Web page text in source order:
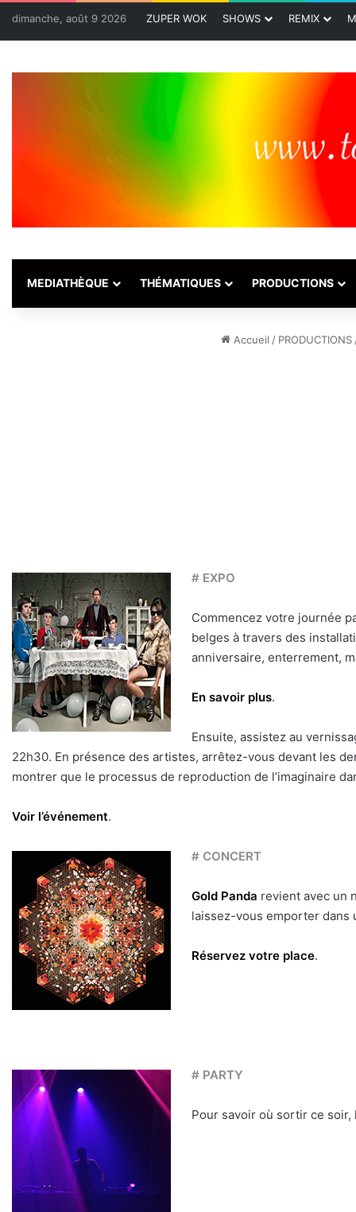
dimanche, août 9 2026 ZUPER WOK SHOWS REMIX
MEDIATHÈQUE THÉMATIQUES PRODUCTIONS
Accueil / PRODUCTIONS
# EXPO
Commencez votre journée
belges à travers des
anniversaire, enterrement,
En savoir plus.
Ensuite, assistez au
22h30. En présence des artistes, arrêtez-vous devant les
montrer que le processus de reproduction de l’imaginaire
Voir l’événement.
# CONCERT
Gold Panda revient avec un
laissez-vous emporter dans
Réservez votre place.
# PARTY
Pour savoir où sortir ce